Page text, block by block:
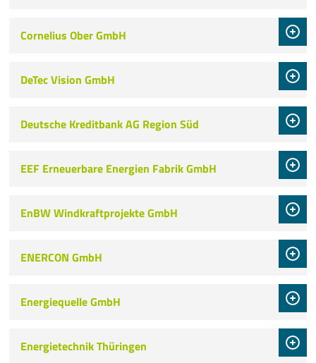
Cornelius Ober GmbH
DeTec Vision GmbH
Deutsche Kreditbank AG Region Süd
EEF Erneuerbare Energien Fabrik GmbH
EnBW Windkraftprojekte GmbH
ENERCON GmbH
Energiequelle GmbH
Energietechnik Thüringen